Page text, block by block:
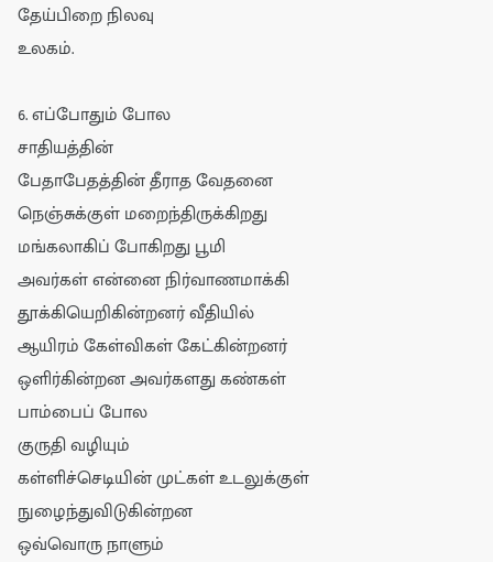
தேய்பிறை நிலவு
உலகம்.
6. எப்போதும் போல
சாதியத்தின்
பேதாபேதத்தின் தீராத வேதனை
நெஞ்சுக்குள் மறைந்திருக்கிறது
மங்கலாகிப் போகிறது பூமி
அவர்கள் என்னை நிர்வாணமாக்கி
தூக்கியெறிகின்றனர் வீதியில்
ஆயிரம் கேள்விகள் கேட்கின்றனர்
ஒளிர்கின்றன அவர்களது கண்கள்
பாம்பைப் போல
குருதி வழியும்
கள்ளிச்செடியின் முட்கள் உடலுக்குள்
நுழைந்துவிடுகின்றன
ஒவ்வொரு நாளும்